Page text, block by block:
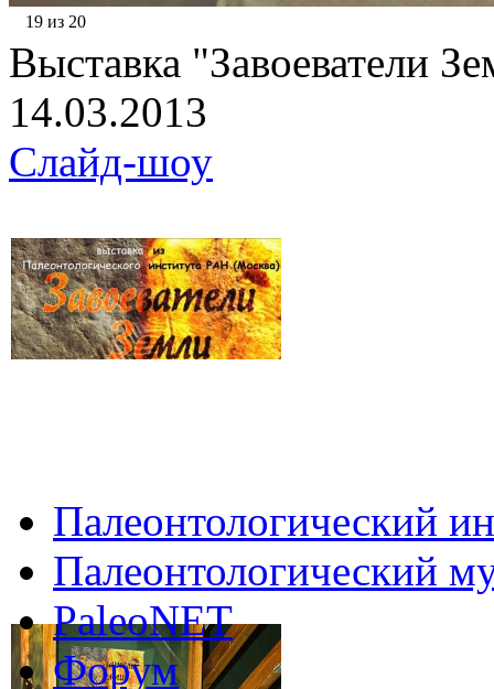
19 из 20
Выставка "Завоеватели
14.03.2013
Слайд-шоу
Палеонтологический
Палеонтологический
PaleoNET
Форум